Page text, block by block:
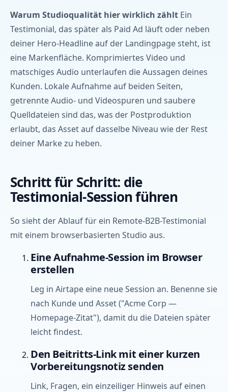
Warum Studioqualität hier wirklich zählt Ein
Testimonial, das später als Paid Ad läuft oder neben
deiner Hero-Headline auf der Landingpage steht, ist
eine Markenfläche. Komprimiertes Video und
matschiges Audio unterlaufen die Aussagen deines
Kunden. Lokale Aufnahme auf beiden Seiten,
getrennte Audio- und Videospuren und saubere
Quelldateien sind das, was der Postproduktion
erlaubt, das Asset auf dasselbe Niveau wie der Rest
deiner Marke zu heben.
Schritt für Schritt: die
Testimonial-Session führen
So sieht der Ablauf für ein Remote-B2B-Testimonial
mit einem browserbasierten Studio aus.
Eine Aufnahme-Session im Browser
erstellen
Leg in Airtape eine neue Session an. Benenne sie
nach Kunde und Asset ("Acme Corp —
Homepage-Zitat"), damit du die Dateien später
leicht findest.
Den Beitritts-Link mit einer kurzen
Vorbereitungsnotiz senden
Link, Fragen, ein einzeiliger Hinweis auf einen